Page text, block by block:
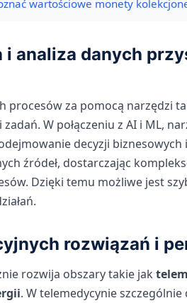
wartościowe monety
analiza danych
za pomocą narzędzi
W połączeniu z AI i ML,
decyzji biznesowych
źródeł, dostarczając
Dzięki temu możliwe jest
rozwiązań i
rozwija obszary takie jak
. W telemedycynie